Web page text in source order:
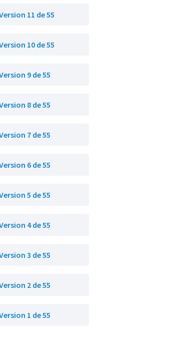
11 de 55
10 de 55
9 de 55
8 de 55
7 de 55
6 de 55
5 de 55
4 de 55
3 de 55
2 de 55
1 de 55